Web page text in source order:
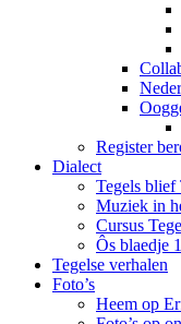
Register
Dialect
Tegels blief
Muziek in
Cursus
Ôs blaedje
Tegelse verhalen
Foto’s
Heem op